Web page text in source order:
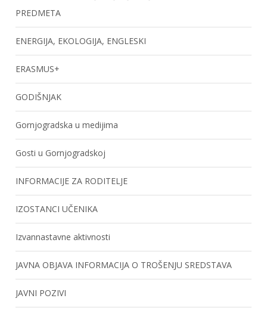
PREDMETA
ENERGIJA, EKOLOGIJA, ENGLESKI
ERASMUS+
GODIŠNJAK
Gornjogradska u medijima
Gosti u Gornjogradskoj
INFORMACIJE ZA RODITELJE
IZOSTANCI UČENIKA
Izvannastavne aktivnosti
JAVNA OBJAVA INFORMACIJA O TROŠENJU SREDSTAVA
JAVNI POZIVI